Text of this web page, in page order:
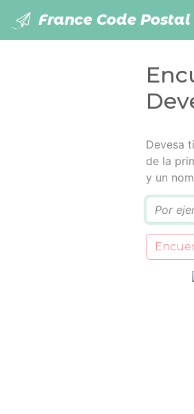
France Code Postal
Devesa
de la
y un